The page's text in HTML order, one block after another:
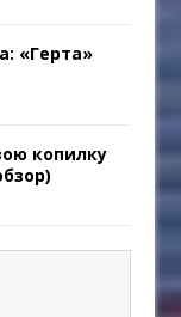
«Герта»
копилку